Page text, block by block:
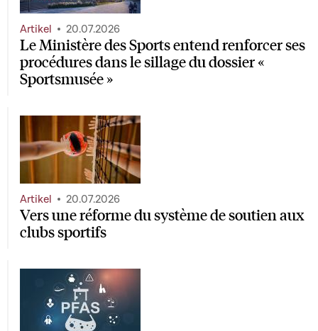
Le Ministère des Sports entend renforcer ses
procédures dans le sillage du dossier «
Sportsmusée »
Artikel 20.07.2026
Vers une réforme du système de soutien aux
clubs sportifs
Artikel 20.07.2026